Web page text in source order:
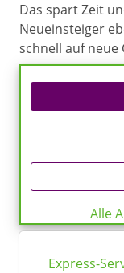
Das spart Zeit
Neueinsteiger
schnell auf neue
Alle
Express-